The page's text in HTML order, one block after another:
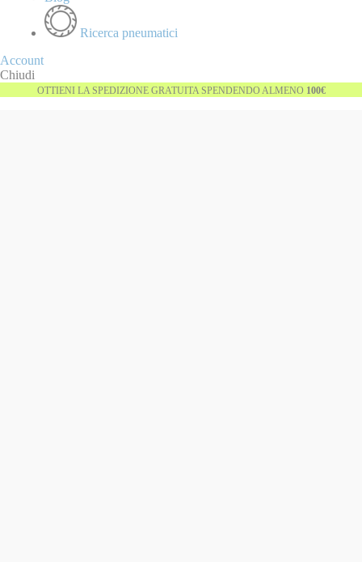
Ricerca pneumatici
Account
Chiudi
OTTIENI LA SPEDIZIONE GRATUITA SPENDENDO ALMENO 100€